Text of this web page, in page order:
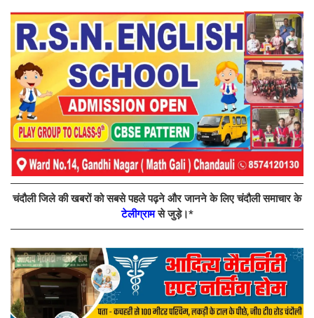
चंदौली जिले की खबरों को सबसे पहले पढ़ने और जानने के लिए चंदौली समाचार के
टेलीग्रामसे जुड़े।*